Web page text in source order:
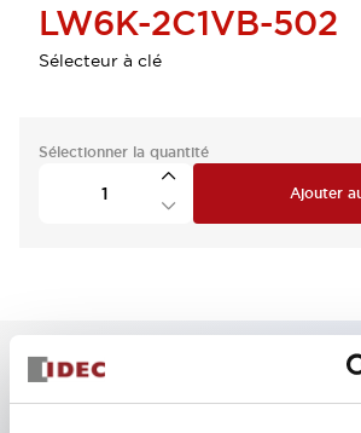
LW6K-2C1VB-502
Sélecteur à clé
Sélectionner la quantité
Ajouter
Caractéristiques clés